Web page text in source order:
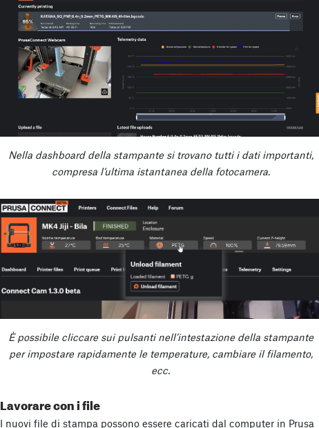
Nella dashboard della stampante si trovano tutti i dati importanti,
compresa l’ultima istantanea della fotocamera.
È possibile cliccare sui pulsanti nell’intestazione della stampante
per impostare rapidamente le temperature, cambiare il filamento,
ecc.
Lavorare con i file
I nuovi file di stampa possono essere caricati dal computer in Prusa